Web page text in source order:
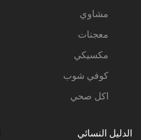
مشاوي
معجنات
مكسيكي
كوفي شوب
اكل صحي
الدليل النسائي